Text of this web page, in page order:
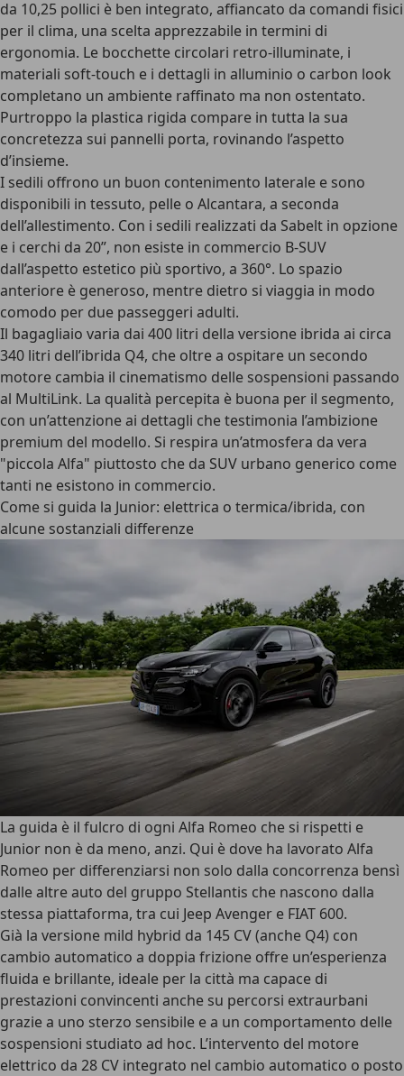
da 10,25 pollici è ben integrato, affiancato da comandi fisici
per il clima, una scelta apprezzabile in termini di
ergonomia. Le bocchette circolari retro-illuminate, i
materiali soft-touch e i dettagli in alluminio o carbon look
completano un ambiente raffinato ma non ostentato.
Purtroppo la plastica rigida compare in tutta la sua
concretezza sui pannelli porta, rovinando l’aspetto
d’insieme.
I sedili offrono un buon contenimento laterale e sono
disponibili in tessuto, pelle o Alcantara, a seconda
dell’allestimento. Con i sedili realizzati da Sabelt in opzione
e i cerchi da 20”, non esiste in commercio B-SUV
dall’aspetto estetico più sportivo, a 360°. Lo spazio
anteriore è generoso, mentre dietro si viaggia in modo
comodo per due passeggeri adulti.
Il bagagliaio varia dai 400 litri della versione ibrida ai circa
340 litri dell’ibrida Q4, che oltre a ospitare un secondo
motore cambia il cinematismo delle sospensioni passando
al MultiLink. La qualità percepita è buona per il segmento,
con un’attenzione ai dettagli che testimonia l’ambizione
premium del modello. Si respira un’atmosfera da vera
"piccola Alfa" piuttosto che da SUV urbano generico come
tanti ne esistono in commercio.
Come si guida la Junior: elettrica o termica/ibrida, con
alcune sostanziali differenze
La guida è il fulcro di ogni Alfa Romeo che si rispetti e
Junior non è da meno, anzi. Qui è dove ha lavorato Alfa
Romeo per differenziarsi non solo dalla concorrenza bensì
dalle altre auto del gruppo Stellantis che nascono dalla
stessa piattaforma, tra cui Jeep Avenger e FIAT 600.
Già la versione mild hybrid da 145 CV(anche Q4) con
cambio automatico a doppia frizione offre un’esperienza
fluida e brillante, ideale per la città ma capace di
prestazioni convincenti anche su percorsi extraurbani
grazie a uno sterzo sensibile e a un comportamento delle
sospensioni studiato ad hoc. L’intervento del motore
elettrico da 28 CV integrato nel cambio automatico o posto